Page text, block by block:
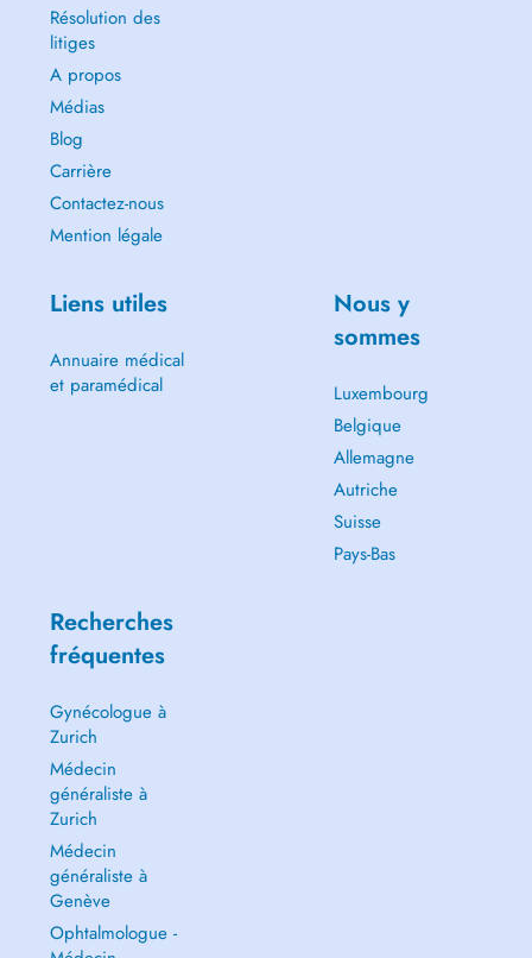
Résolution des
litiges
A propos
Médias
Blog
Carrière
Contactez-nous
Mention légale
Liens utiles
Annuaire médical
et paramédical
Nous y
sommes
Luxembourg
Belgique
Allemagne
Autriche
Suisse
Pays-Bas
Recherches
fréquentes
Gynécologue à
Zurich
Médecin
généraliste à
Zurich
Médecin
généraliste à
Genève
Ophtalmologue -